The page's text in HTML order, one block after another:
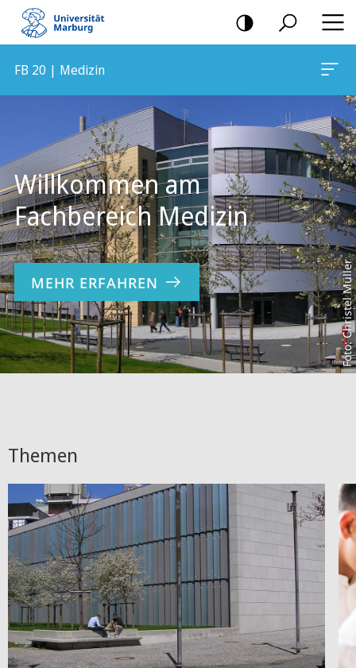
Mobile-
Navigation
FB 20 | Medizin
Foto: Christel Müller
Willkommen am
Fachbereich Medizin
MEHR ERFAHREN
Themen